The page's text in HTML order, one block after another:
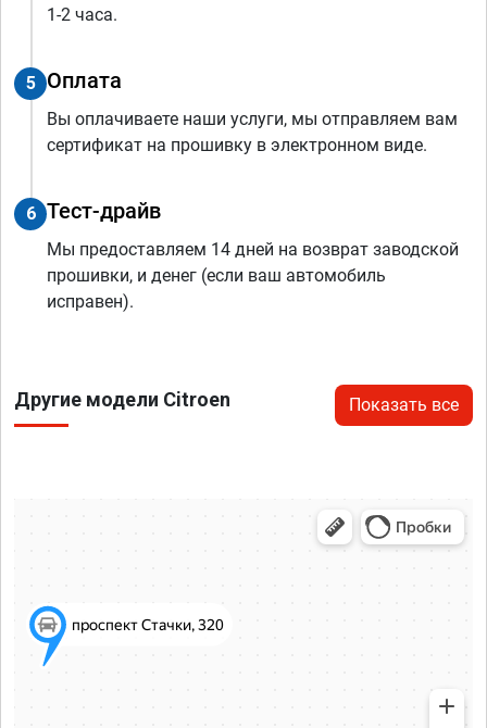
1-2 часа.
5 Оплата
Вы оплачиваете наши услуги, мы отправляем вам
сертификат на прошивку в электронном виде.
6 Тест-драйв
Мы предоставляем 14 дней на возврат заводской
прошивки, и денег (если ваш автомобиль
исправен).
Другие модели Citroen Показать все